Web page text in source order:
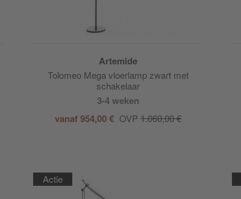
Artemide
Tolomeo Mega vloerlamp zwart met
schakelaar
3-4 weken
vanaf 954,00 € OVP 1.060,00 €
Actie